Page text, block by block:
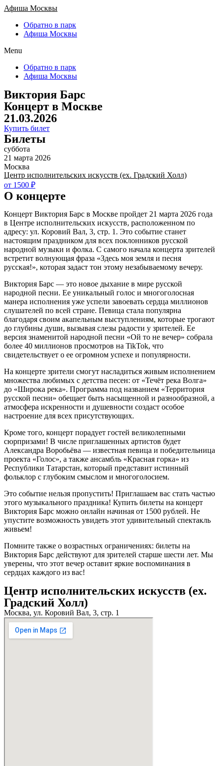
Афиша Москвы
Обратно в парк
Афиша Москвы
Menu
Обратно в парк
Афиша Москвы
Виктория Барс
Концерт в Москве
21.03.2026
Купить билет
Билеты
суббота
21 марта 2026
Москва
Центр исполнительских искусств (ex. Градский Холл)
от 1500 ₽
О концерте
Концерт Виктория Барс в Москве пройдет 21 марта 2026 года
в Центре исполнительских искусств, расположенном по
адресу: ул. Коровий Вал, 3, стр. 1. Это событие станет
настоящим праздником для всех поклонников русской
народной музыки и фолка. С самого начала концерта зрителей
встретит волнующая фраза «Здесь моя земля и песня
русская!», которая задаст тон этому незабываемому вечеру.
Виктория Барс — это новое дыхание в мире русской
народной песни. Ее уникальный голос и многоголосная
манера исполнения уже успели завоевать сердца миллионов
слушателей по всей стране. Певица стала популярна
благодаря своим акапельным выступлениям, которые трогают
до глубины души, вызывая слезы радости у зрителей. Ее
версия знаменитой народной песни «Ой то не вечер» собрала
более 40 миллионов просмотров на TikTok, что
свидетельствует о ее огромном успехе и популярности.
На концерте зрители смогут насладиться живым исполнением
множества любимых с детства песен: от «Течёт река Волга»
до «Широка река». Программа под названием «Территория
русской песни» обещает быть насыщенной и разнообразной, а
атмосфера искренности и душевности создаст особое
настроение для всех присутствующих.
Кроме того, концерт порадует гостей великолепными
сюрпризами! В числе приглашенных артистов будет
Александра Воробьёва — известная певица и победительница
проекта «Голос», а также ансамбль «Красная горка» из
Республики Татарстан, который представит истинный
фольклор с глубоким смыслом и многоголосием.
Это событие нельзя пропустить! Приглашаем вас стать частью
этого музыкального праздника! Купить билеты на концерт
Виктория Барс можно онлайн начиная от 1500 рублей. Не
упустите возможность увидеть этот удивительный спектакль
живьем!
Помните также о возрастных ограничениях: билеты на
Виктория Барс действуют для зрителей старше шести лет. Мы
уверены, что этот вечер оставит яркие воспоминания в
сердцах каждого из вас!
Центр исполнительских искусств (ex.
Градский Холл)
Москва, ул. Коровий Вал, 3, стр. 1